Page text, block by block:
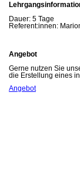
Dauer: 5 Tage
Referent:innen:
Angebot
Gerne nutzen Sie
die Erstellung eines
Angebot